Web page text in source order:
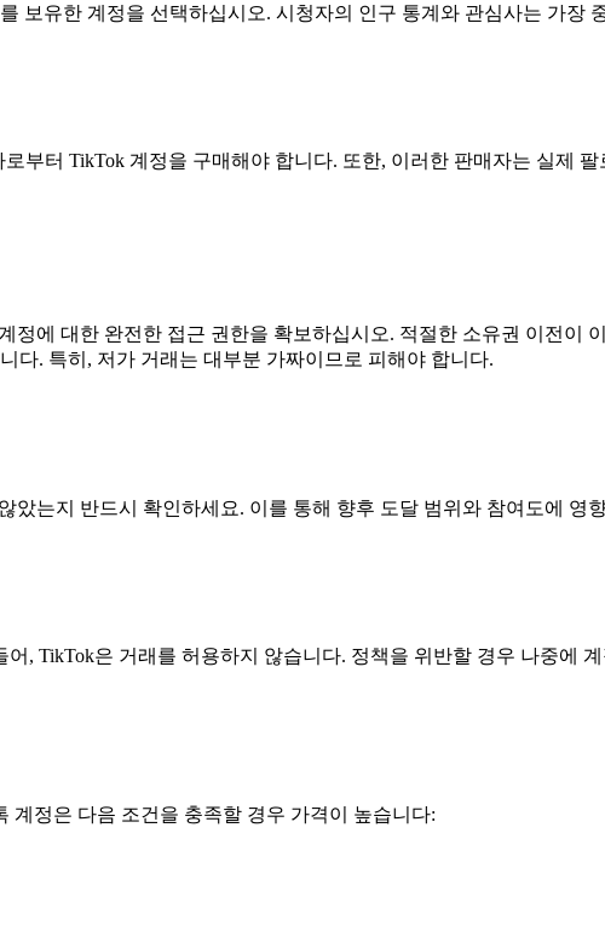
보유한 계정을 선택하십시오. 시청자의 인구 통계와 관심사는 가장
부터 TikTok 계정을 구매해야 합니다. 또한, 이러한 판매자는 실제
정에 대한 완전한 접근 권한을 확보하십시오. 적절한 소유권 이전이
다. 특히, 저가 거래는 대부분 가짜이므로 피해야 합니다.
았는지 반드시 확인하세요. 이를 통해 향후 도달 범위와 참여도에 영
, TikTok은 거래를 허용하지 않습니다. 정책을 위반할 경우 나중에
계정은 다음 조건을 충족할 경우 가격이 높습니다: